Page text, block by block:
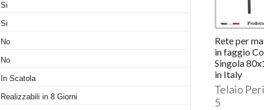
Si
Si
No
No
In Scatola
Realizzabili in 8 Giorni
Rete per
in faggio
Singola
in Italy
Telaio
5